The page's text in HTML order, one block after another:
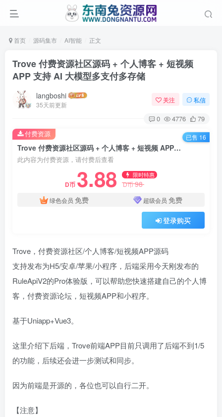
首页 源码集市 AI智能 正文
Trove 付费资源社区源码 + 个人博客 + 短视频
APP 支持 AI 大模型多支付多存储
langboshi
35天前更新
关注 私信
0 4776 79
Trove 付费资源社区源码 + 个人博客 + 短视频 APP 支持 AI 大模型多支付多存储
此内容为付费资源，请付费后查看
D币 3.88 限时特惠
D币98
绿色会员 免费 超级会员 免费
登录购买
付费资源 已售 16
Trove，付费资源社区/个人博客/短视频APP源码
支持发布为H5/安卓/苹果/小程序，后端采用今天刚发布的
RuleApiV2的Pro体验版，可以帮助您快速搭建自己的个人博
客，付费资源论坛，短视频APP和小程序。
基于Uniapp+Vue3。
这里介绍下后端，Trove前端APP目前只调用了后端不到1/5
的功能，后续还会进一步测试和同步。
因为前端是开源的，各位也可以自行二开。
【注意】